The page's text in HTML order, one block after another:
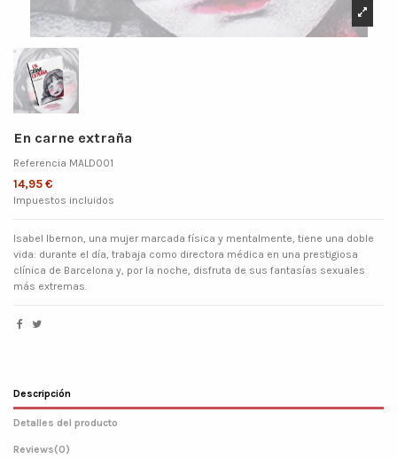
En carne extraña
Referencia MALD001
14,95 €
Impuestos incluidos
Isabel Ibernon, una mujer marcada física y mentalmente, tiene una doble
vida: durante el día, trabaja como directora médica en una prestigiosa
clínica de Barcelona y, por la noche, disfruta de sus fantasías sexuales
más extremas.
Descripción
Detalles del producto
Reviews(0)